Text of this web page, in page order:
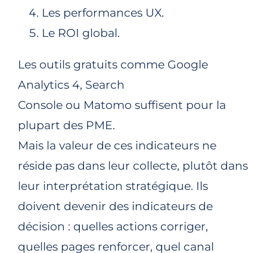
Les performances UX.
Le ROI global.
Les outils gratuits comme Google
Analytics 4, Search
Console ou Matomo suffisent pour la
plupart des PME.
Mais la valeur de ces indicateurs ne
réside pas dans leur collecte, plutôt dans
leur interprétation stratégique. Ils
doivent devenir des indicateurs de
décision : quelles actions corriger,
quelles pages renforcer, quel canal